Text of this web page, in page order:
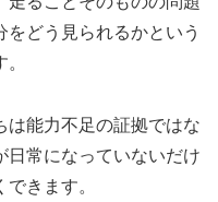
どう見られるかという
は能力不足の証拠ではな
日常になっていないだけ
きます。